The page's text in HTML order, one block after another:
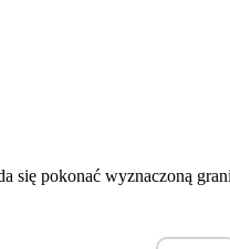
pokonać wyznaczoną